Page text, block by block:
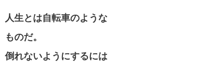
人生とは自転車のような
ものだ。
倒れないようにするには